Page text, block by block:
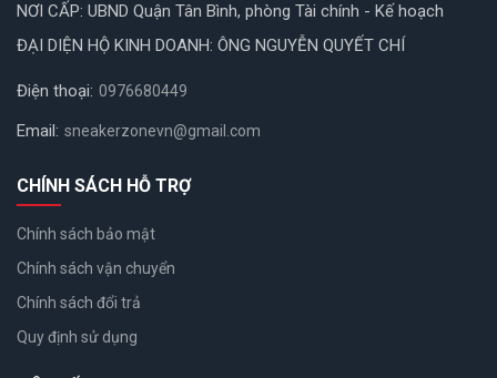
NƠI CẤP: UBND Quận Tân Bình, phòng Tài chính - Kế hoạch
ĐẠI DIỆN HỘ KINH DOANH: ÔNG NGUYỄN QUYẾT CHÍ
Điện thoại: 0976680449
Email: sneakerzonevn@gmail.com
CHÍNH SÁCH HỖ TRỢ
Chính sách bảo mật
Chính sách vận chuyển
Chính sách đổi trả
Quy định sử dụng